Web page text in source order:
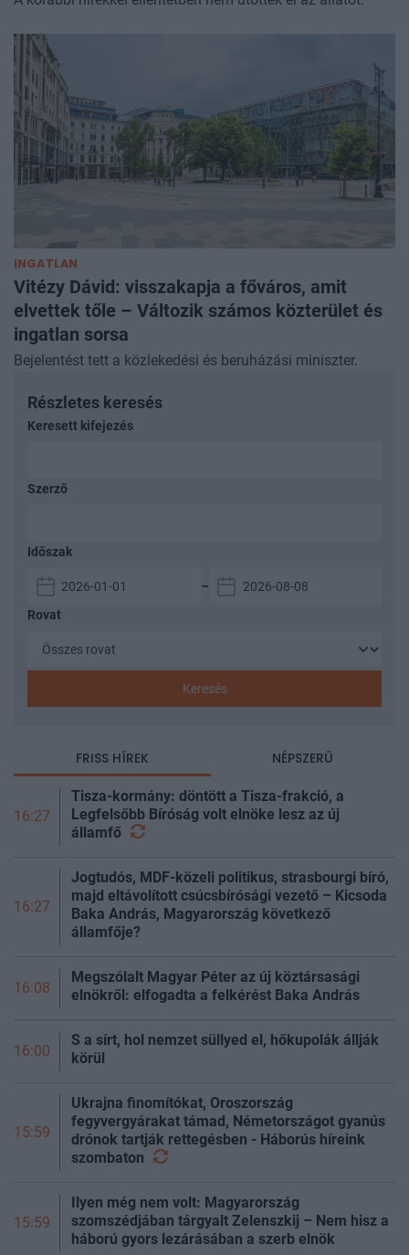
INGATLAN
Vitézy Dávid: visszakapja a főváros, amit
elvettek tőle – Változik számos közterület és
ingatlan sorsa
Bejelentést tett a közlekedési és beruházási miniszter.
Részletes keresés
Keresett kifejezés
Szerző
Időszak
–
Rovat
Keresés
FRISS HÍREK NÉPSZERŰ
16:27
Tisza-kormány: döntött a Tisza-frakció, a
Legfelsőbb Bíróság volt elnöke lesz az új
államfő
16:27
Jogtudós, MDF-közeli politikus, strasbourgi bíró,
majd eltávolított csúcsbírósági vezető – Kicsoda
Baka András, Magyarország következő
államfője?
16:08
Megszólalt Magyar Péter az új köztársasági
elnökről: elfogadta a felkérést Baka András
16:00
S a sírt, hol nemzet süllyed el, hőkupolák állják
körül
15:59
Ukrajna finomítókat, Oroszország
fegyvergyárakat támad, Németországot gyanús
drónok tartják rettegésben - Háborús híreink
szombaton
15:59
Ilyen még nem volt: Magyarország
szomszédjában tárgyalt Zelenszkij – Nem hisz a
háború gyors lezárásában a szerb elnök